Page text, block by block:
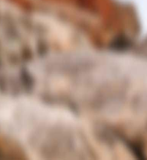
du
Canada